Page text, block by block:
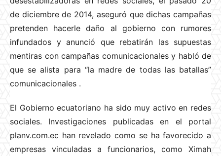
de diciembre de 2014, aseguró que dichas campañas
pretenden hacerle daño al gobierno con rumores
infundados y anunció que rebatirán las supuestas
mentiras con campañas comunicacionales y habló de
que se alista para “la madre de todas las batallas”
comunicacionales .
El Gobierno ecuatoriano ha sido muy activo en redes
sociales. Investigaciones publicadas en el portal
planv.com.ec han revelado como se ha favorecido a
empresas vinculadas a funcionarios, como Ximah